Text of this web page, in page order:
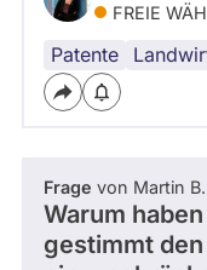
FREIE
Patente
Frage von Martin
Warum
gestimmt